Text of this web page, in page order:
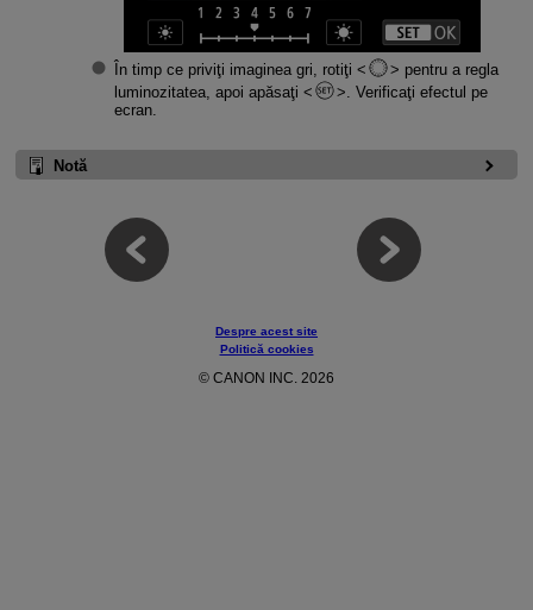
În timp ce priviţi imaginea gri, rotiţi
pentru a regla
luminozitatea, apoi apăsaţi
. Verificaţi efectul pe
ecran.
Notă
Despre acest site
Politică cookies
© CANON INC. 2026